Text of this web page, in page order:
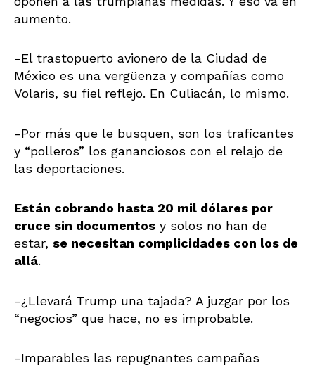
aumento.
-El trastopuerto avionero de la Ciudad de
México es una vergüenza y compañías como
Volaris, su fiel reflejo. En Culiacán, lo mismo.
-Por más que le busquen, son los traficantes
y “polleros” los gananciosos con el relajo de
las deportaciones.
Están cobrando hasta 20 mil dólares por
cruce sin documentos y solos no han de
estar, se necesitan complicidades con los de
allá.
-¿Llevará Trump una tajada? A juzgar por los
“negocios” que hace, no es improbable.
-Imparables las repugnantes campañas